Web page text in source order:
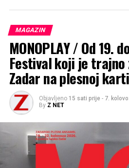
MAGAZIN
MONOPLAY / Od 19.
Festival koji je trajno
Zadar na plesnoj
Objavljeno 15 sati prije - 7.
By Z NET